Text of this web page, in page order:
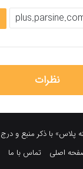
نظرات
پلاس» با ذکر منبع و
اصلی
تماس با ما